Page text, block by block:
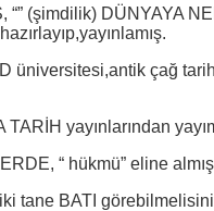
“” (şimdilik) DÜNYAYA
üniversitesi,antik çağ
TARİH yayınlarından
“ hükmü” eline
iki tane BATI